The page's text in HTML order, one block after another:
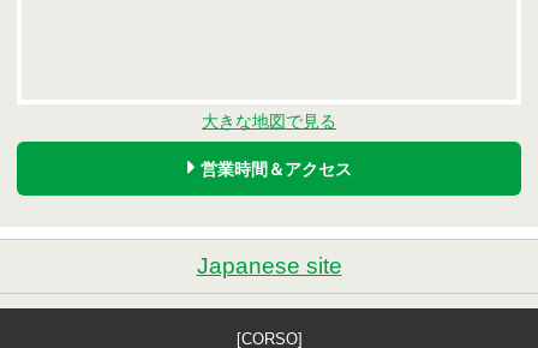
大きな地図で見る
営業時間＆アクセス
Japanese site
[CORSO]